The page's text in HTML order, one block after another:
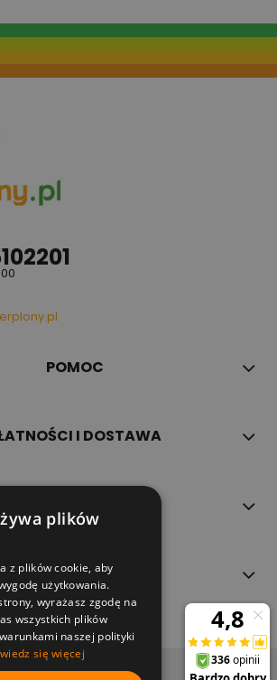
POMOC
I DOSTAWA
O NAS
plików
z plików cookie, aby
użytkowania.
wyrażasz zgodę na
wszystkich plików
naszej polityki
się więcej